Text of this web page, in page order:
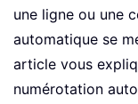
une ligne ou une
automatique se
article vous
numérotation